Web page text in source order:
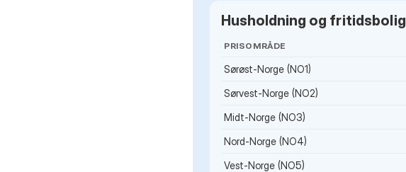
Husholdning og fritidsbolig
PRISOMRÅDE
Sørøst-Norge (NO1)
Sørvest-Norge (NO2)
Midt-Norge (NO3)
Nord-Norge (NO4)
Vest-Norge (NO5)